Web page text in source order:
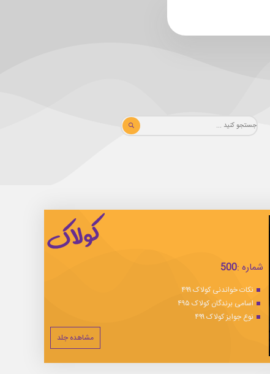
شماره :500
نکات خواندنی کولاک ۴۹۹
اسامی برندگان کولاک ۴۹۵
نوع جوایز کولاک ۴۹۹
مشاهده جلد